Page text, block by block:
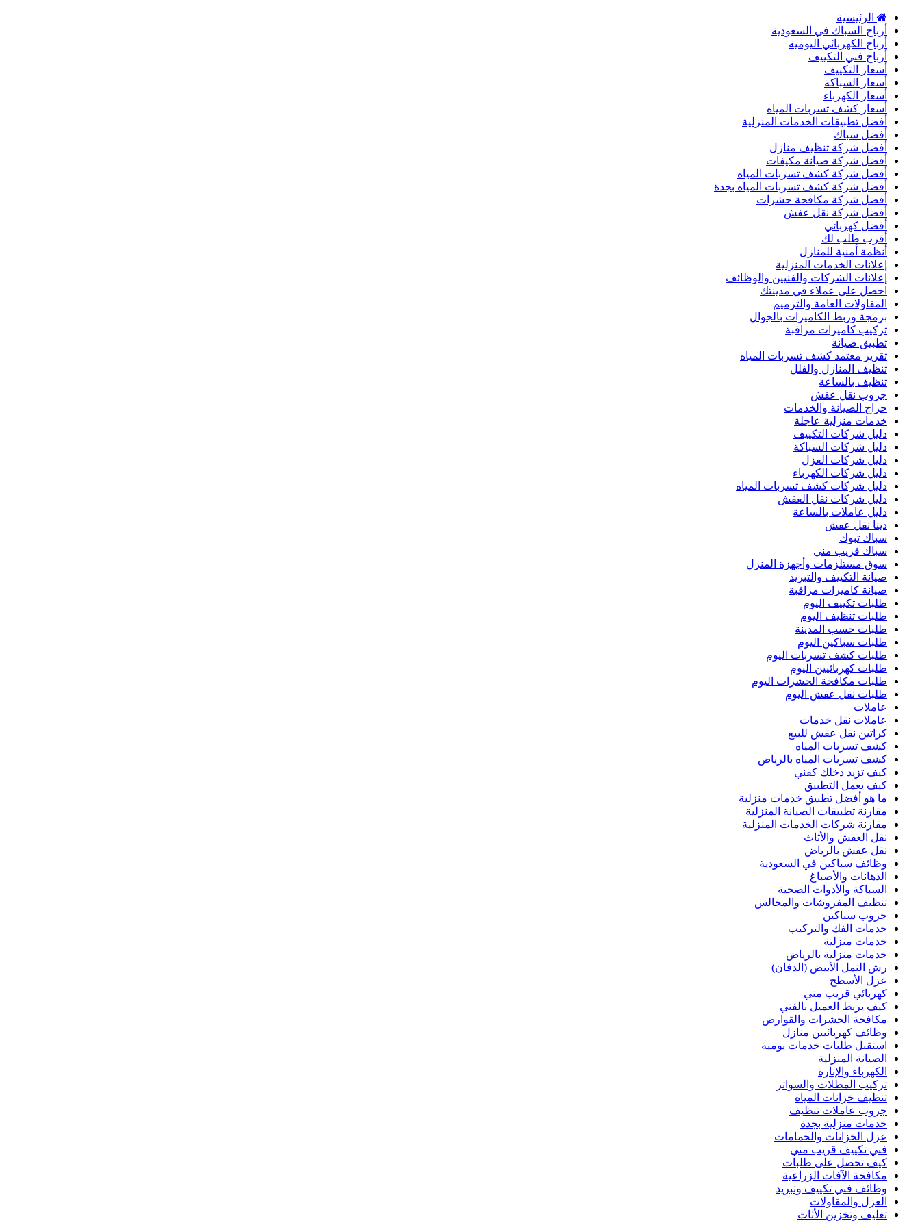
الرئيسية
أرباح السباك في السعودية
أرباح الكهربائي اليومية
أرباح فني التكييف
أسعار التكييف
أسعار السباكة
أسعار الكهرباء
أسعار كشف تسربات المياه
أفضل تطبيقات الخدمات المنزلية
أفضل سباك
أفضل شركة تنظيف منازل
أفضل شركة صيانة مكيفات
أفضل شركة كشف تسربات المياه
أفضل شركة كشف تسربات المياه بجدة
أفضل شركة مكافحة حشرات
أفضل شركة نقل عفش
أفضل كهربائي
أقرب طلب لك
أنظمة أمنية للمنازل
إعلانات الخدمات المنزلية
إعلانات الشركات والفنيين والوظائف
احصل على عملاء في مدينتك
المقاولات العامة والترميم
برمجة وربط الكاميرات بالجوال
تركيب كاميرات مراقبة
تطبيق صيانة
تقرير معتمد كشف تسربات المياه
تنظيف المنازل والفلل
تنظيف بالساعة
جروب نقل عفش
حراج الصيانة والخدمات
خدمات منزلية عاجلة
دليل شركات التكييف
دليل شركات السباكة
دليل شركات العزل
دليل شركات الكهرباء
دليل شركات كشف تسربات المياه
دليل شركات نقل العفش
دليل عاملات بالساعة
دينا نقل عفش
سباك تبوك
سباك قريب مني
سوق مستلزمات وأجهزة المنزل
صيانة التكييف والتبريد
صيانة كاميرات مراقبة
طلبات تكييف اليوم
طلبات تنظيف اليوم
طلبات حسب المدينة
طلبات سباكين اليوم
طلبات كشف تسربات اليوم
طلبات كهربائيين اليوم
طلبات مكافحة الحشرات اليوم
طلبات نقل عفش اليوم
عاملات
عاملات نقل خدمات
كراتين نقل عفش للبيع
كشف تسربات المياه
كشف تسربات المياه بالرياض
كيف تزيد دخلك كفني
كيف يعمل التطبيق
ما هو أفضل تطبيق خدمات منزلية
مقارنة تطبيقات الصيانة المنزلية
مقارنة شركات الخدمات المنزلية
نقل العفش والأثاث
نقل عفش بالرياض
وظائف سباكين في السعودية
الدهانات والأصباغ
السباكة والأدوات الصحية
تنظيف المفروشات والمجالس
جروب سباكين
خدمات الفك والتركيب
خدمات منزلية
خدمات منزلية بالرياض
رش النمل الأبيض (الدفان)
عزل الأسطح
كهربائي قريب مني
كيف يربط العميل بالفني
مكافحة الحشرات والقوارض
وظائف كهربائيين منازل
استقبل طلبات خدمات يومية
الصيانة المنزلية
الكهرباء والإنارة
تركيب المظلات والسواتر
تنظيف خزانات المياه
جروب عاملات تنظيف
خدمات منزلية بجدة
عزل الخزانات والحمامات
فني تكييف قريب مني
كيف تحصل على طلبات
مكافحة الآفات الزراعية
وظائف فني تكييف وتبريد
العزل والمقاولات
تغليف وتخزين الأثاث